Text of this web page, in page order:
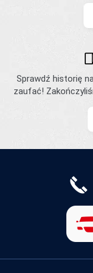
Sprawdź historię
zaufać!